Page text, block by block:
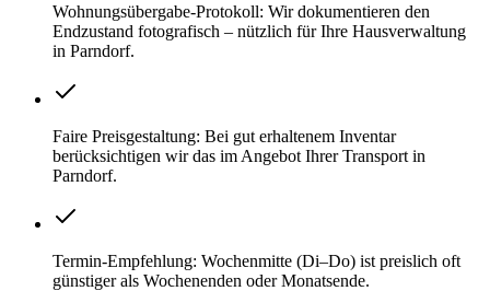
Wohnungsübergabe-Protokoll: Wir dokumentieren den
Endzustand fotografisch – nützlich für Ihre Hausverwaltung
in Parndorf.
Faire Preisgestaltung: Bei gut erhaltenem Inventar
berücksichtigen wir das im Angebot Ihrer Transport in
Parndorf.
Termin-Empfehlung: Wochenmitte (Di–Do) ist preislich oft
günstiger als Wochenenden oder Monatsende.